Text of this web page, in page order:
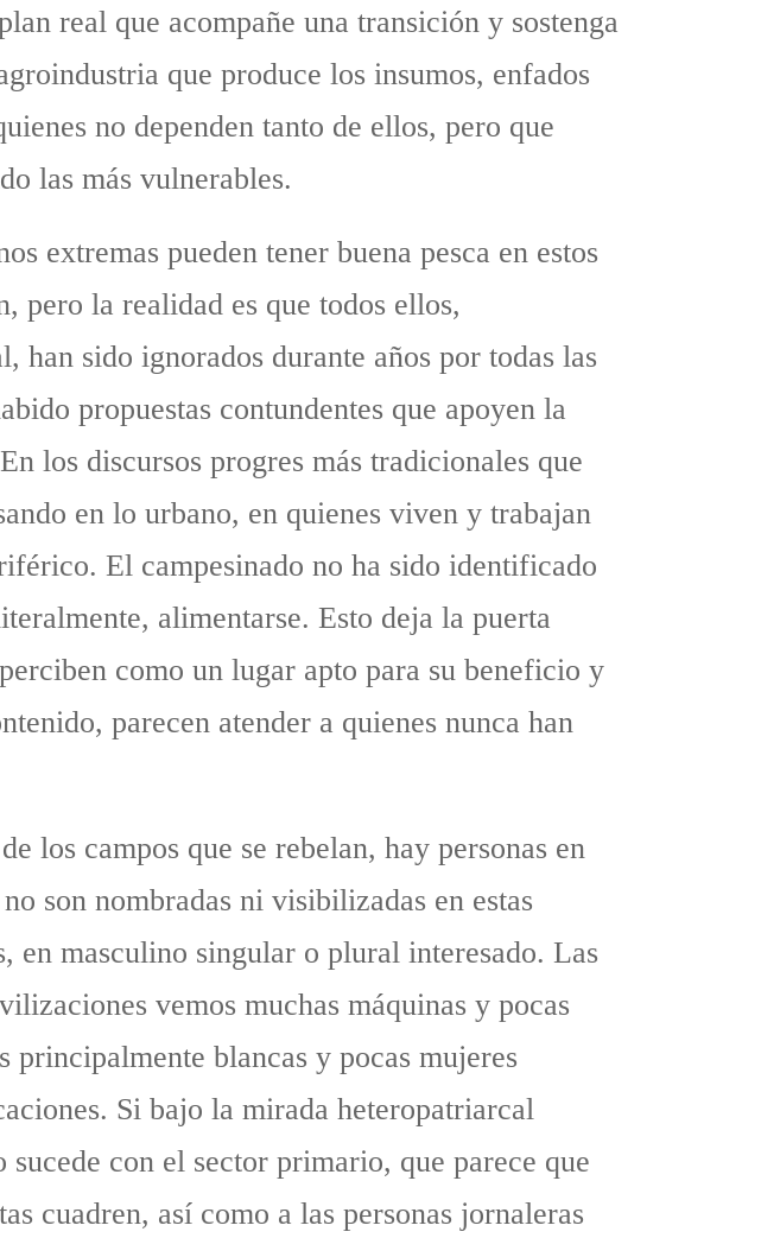
real que acompañe una transición y sostenga
que produce los insumos, enfados
no dependen tanto de ellos, pero que
las más vulnerables.
extremas pueden tener buena pesca en estos
pero la realidad es que todos ellos,
han sido ignorados durante años por todas las
propuestas contundentes que apoyen la
los discursos progres más tradicionales que
en lo urbano, en quienes viven y trabajan
El campesinado no ha sido identificado
alimentarse. Esto deja la puerta
como un lugar apto para su beneficio y
parecen atender a quienes nunca han
los campos que se rebelan, hay personas en
son nombradas ni visibilizadas en estas
en masculino singular o plural interesado. Las
vemos muchas máquinas y pocas
principalmente blancas y pocas mujeres
Si bajo la mirada heteropatriarcal
con el sector primario, que parece que
cuadren, así como a las personas jornaleras